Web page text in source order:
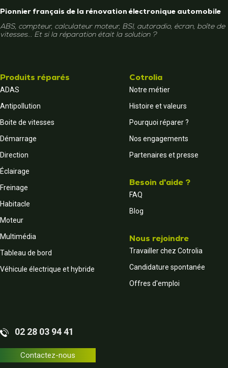
Pionnier français de la rénovation électronique automobile
ABS, compteur, calculateur moteur, BSI, autoradio, écran, boîte de
vitesses... Et si la réparation était la solution ?
Produits réparés
ADAS
Antipollution
Boite de vitesses
Démarrage
Direction
Éclairage
Freinage
Habitacle
Moteur
Multimédia
Tableau de bord
Véhicule électrique et hybride
Cotrolia
Notre métier
Histoire et valeurs
Pourquoi réparer ?
Nos engagements
Partenaires et presse
Besoin d'aide ?
FAQ
Blog
Nous rejoindre
Travailler chez Cotrolia
Candidature spontanée
Offres d'emploi
02 28 03 94 41
Contactez-nous